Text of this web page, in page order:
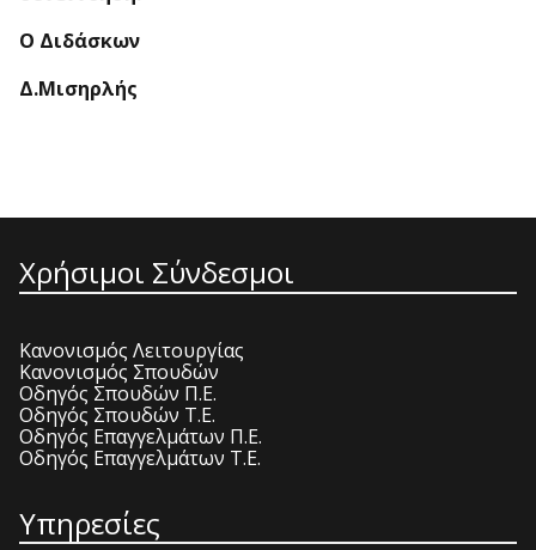
Ο Διδάσκων
Δ.Μισηρλής
Χρήσιμοι Σύνδεσμοι
Κανονισμός Λειτουργίας
Κανονισμός Σπουδών
Οδηγός Σπουδών Π.Ε.
Οδηγός Σπουδών Τ.Ε.
Οδηγός Επαγγελμάτων Π.Ε.
Οδηγός Επαγγελμάτων Τ.Ε.
Υπηρεσίες